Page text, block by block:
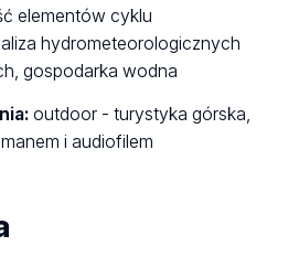
elementów cyklu
hydrometeorologicznych
gospodarka wodna
outdoor - turystyka górska,
i audiofilem